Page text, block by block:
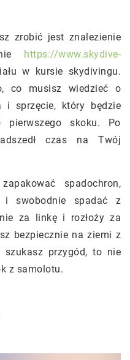
zrobić jest znalezienie
https://www.skydive-
w kursie skydivingu.
co musisz wiedzieć o
i sprzęcie, który będzie
pierwszego skoku. Po
czas na Twój
spadochron,
i swobodnie spadać z
za linkę i rozłoży za
bezpiecznie na ziemi z
przygód, to nie
z samolotu.